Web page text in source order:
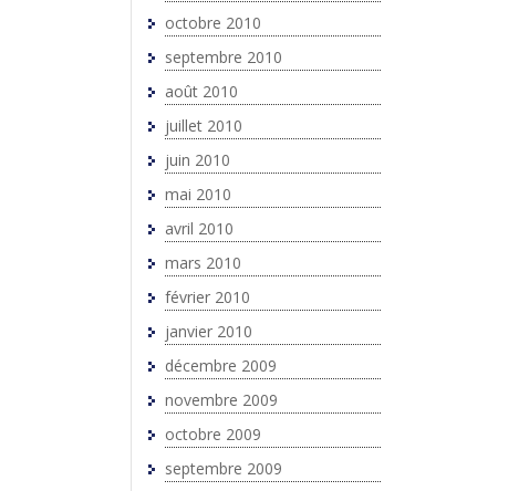
octobre 2010
septembre 2010
août 2010
juillet 2010
juin 2010
mai 2010
avril 2010
mars 2010
février 2010
janvier 2010
décembre 2009
novembre 2009
octobre 2009
septembre 2009